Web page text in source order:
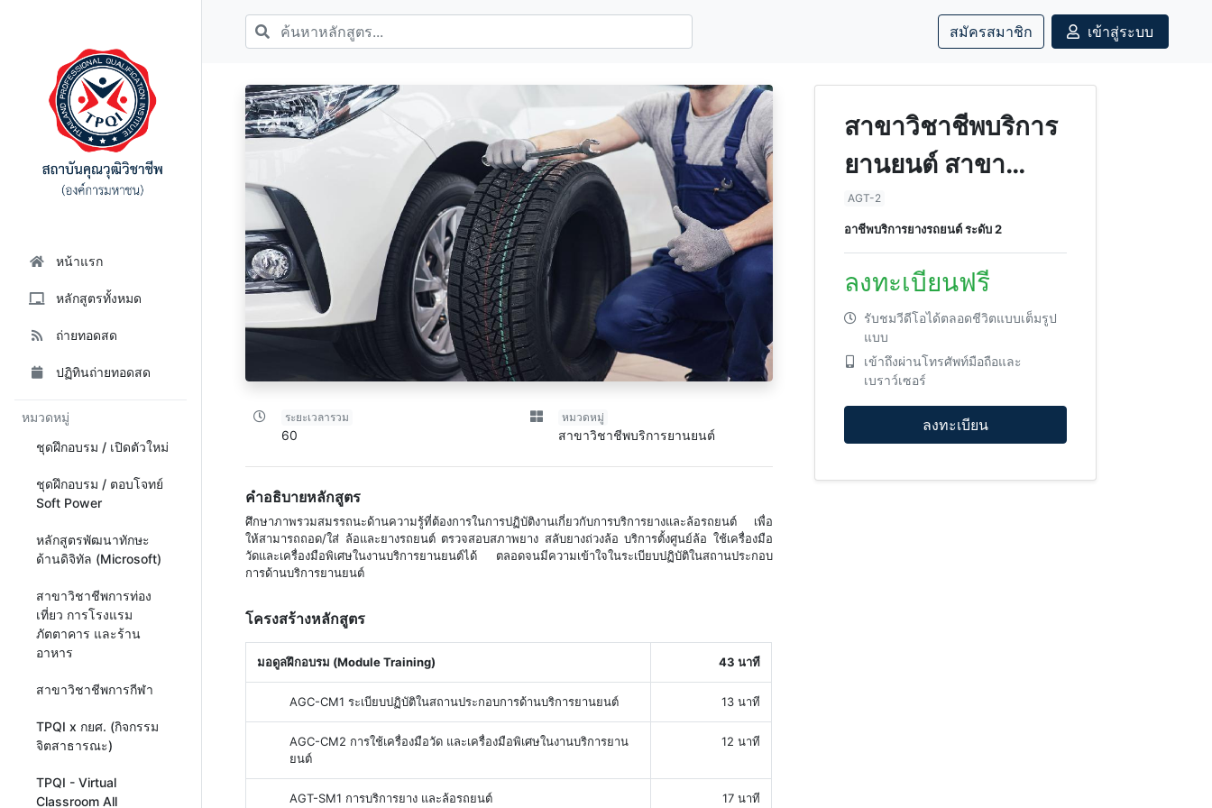
หน้าแรก
หลักสูตรทั้งหมด
ถ่ายทอดสด
ปฏิทินถ่ายทอดสด
หมวดหมู่
ชุดฝึกอบรม / เปิดตัวใหม่
ชุดฝึกอบรม / ตอบโจทย์
Soft Power
หลักสูตรพัฒนาทักษะ
ด้านดิจิทัล (Microsoft)
สาขาวิชาชีพการท่อง
เที่ยว การโรงแรม
ภัตตาคาร และร้าน
อาหาร
สาขาวิชาชีพการกีฬา
TPQI x กยศ. (กิจกรรม
จิตสาธารณะ)
TPQI - Virtual
Classroom All
สมัครสมาชิก เข้าสู่ระบบ
ระยะเวลารวม
60
หมวดหมู่
สาขาวิชาชีพบริการยานยนต์
คำอธิบายหลักสูตร
ศึกษาภาพรวมสมรรถนะด้านความรู้ที่ต้องการในการปฏิบัติงานเกี่ยวกับการบริการยางและล้อรถยนต์ เพื่อ
ให้สามารถถอด/ใส่ ล้อและยางรถยนต์ ตรวจสอบสภาพยาง สลับยางถ่วงล้อ บริการตั้งศูนย์ล้อ ใช้เครื่องมือ
วัดและเครื่องมือพิเศษในงานบริการยานยนต์ได้ ตลอดจนมีความเข้าใจในระเบียบปฏิบัติในสถานประกอบ
การด้านบริการยานยนต์
โครงสร้างหลักสูตร
มอดูลฝึกอบรม (Module Training) 43 นาที
AGC-CM1 ระเบียบปฏิบัติในสถานประกอบการด้านบริการยานยนต์ 13 นาที
AGC-CM2 การใช้เครื่องมือวัด และเครื่องมือพิเศษในงานบริการยาน
ยนต์
12 นาที
AGT-SM1 การบริการยาง และล้อรถยนต์ 17 นาที
สาขาวิชาชีพบริการ
ยานยนต์ สาขา
รถยนต์ทั่วไป อาชีพ
บริการยางรถยนต์
ระดับ 2
AGT-2
อาชีพบริการยางรถยนต์ ระดับ 2
ลงทะเบียนฟรี
รับชมวีดีโอได้ตลอดชีวิตแบบเต็มรูป
แบบ
เข้าถึงผ่านโทรศัพท์มือถือและ
เบราว์เซอร์
ลงทะเบียน